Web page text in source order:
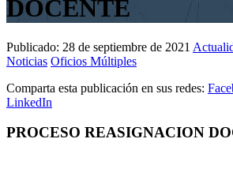
DOCENTE
Publicado: 28 de septiembre de 2021
Noticias Oficios Múltiples
Comparta esta publicación en sus redes:
LinkedIn
PROCESO REASIGNACION